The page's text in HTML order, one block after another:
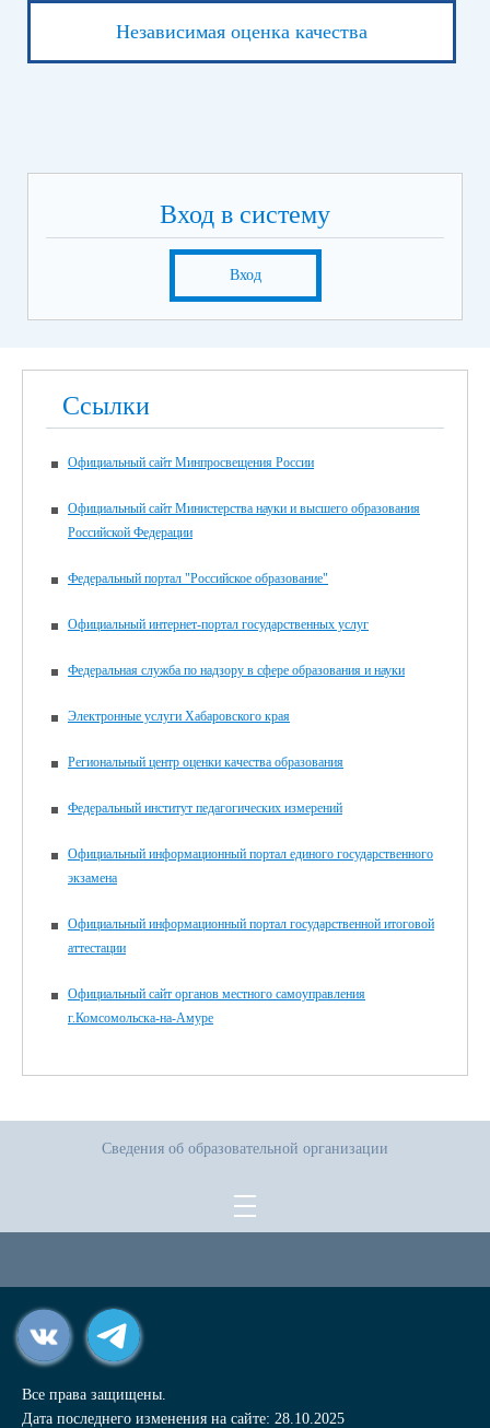
Независимая оценка качества
Вход в систему
Вход
Ссылки
Официальный сайт Минпросвещения России
Официальный сайт Министерства науки и высшего образования
Российской Федерации
Федеральный портал "Российское образование"
Официальный интернет-портал государственных услуг
Федеральная служба по надзору в сфере образования и науки
Электронные услуги Хабаровского края
Региональный центр оценки качества образования
Федеральный институт педагогических измерений
Официальный информационный портал единого государственного
экзамена
Официальный информационный портал государственной итоговой
аттестации
Официальный сайт органов местного самоуправления
г.Комсомольска-на-Амуре
Сведения об образовательной организации
Все права защищены.
Дата последнего изменения на сайте: 28.10.2025